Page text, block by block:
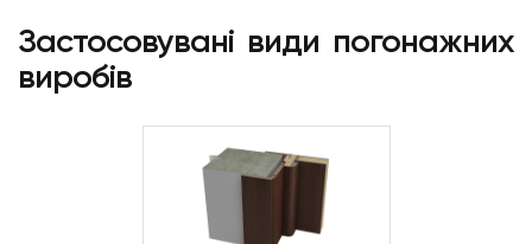
Застосовувані види погонажних
виробів